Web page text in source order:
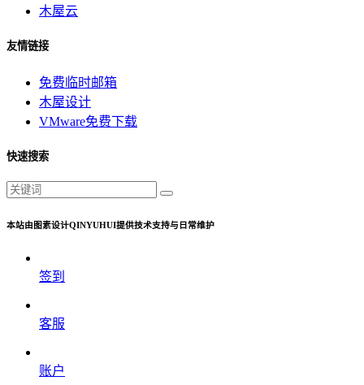
木屋云
友情链接
免费临时邮箱
木屋设计
VMware免费下载
快速搜索
本站由图素设计QINYUHUI提供技术支持与日常维护
签到
客服
账户